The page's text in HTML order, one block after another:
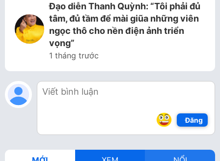
Đạo diễn Thanh Quỳnh: “Tôi phải đủ
tâm, đủ tầm để mài giũa những viên
ngọc thô cho nền điện ảnh triển
vọng”
1 tháng trước
Đăng